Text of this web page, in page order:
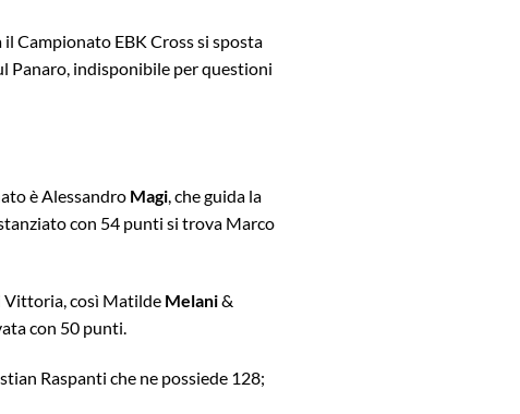
Campionato EBK Cross si sposta
Panaro, indisponibile per questioni
è Alessandro Magi, che guida la
con 54 punti si trova Marco
Vittoria, così Matilde Melani&
con 50 punti.
Raspanti che ne possiede 128;